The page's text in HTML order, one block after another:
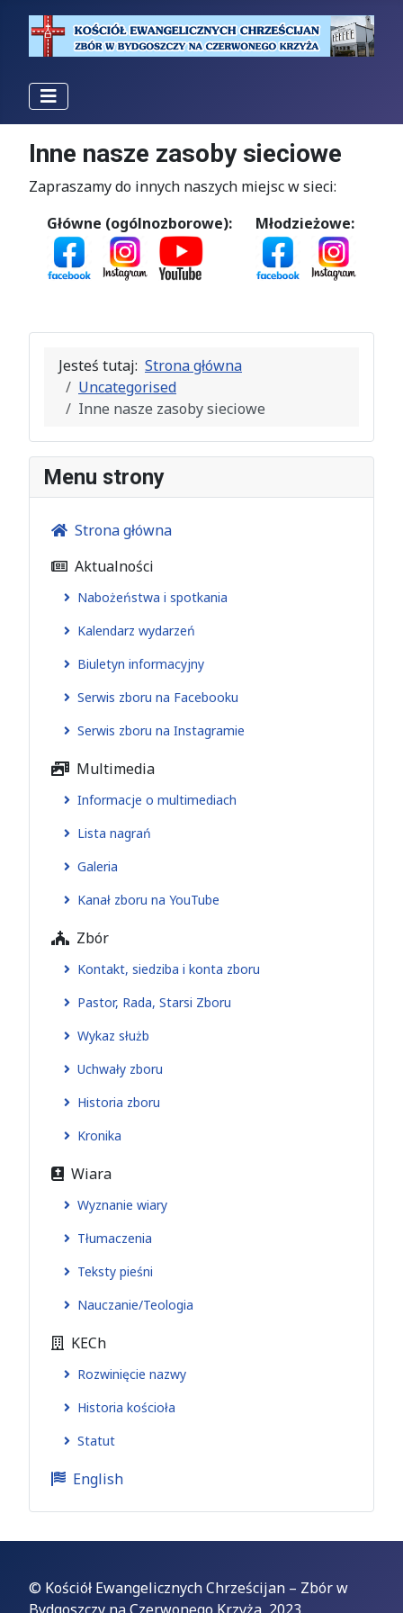
Inne nasze zasoby sieciowe
Zapraszamy do innych naszych miejsc w sieci:
Główne (ogólnozborowe):
Młodzieżowe:
Jesteś tutaj: Strona główna
Uncategorised
Inne nasze zasoby sieciowe
Menu strony
Strona główna
Aktualności
Nabożeństwa i spotkania
Kalendarz wydarzeń
Biuletyn informacyjny
Serwis zboru na Facebooku
Serwis zboru na Instagramie
Multimedia
Informacje o multimediach
Lista nagrań
Galeria
Kanał zboru na YouTube
Zbór
Kontakt, siedziba i konta zboru
Pastor, Rada, Starsi Zboru
Wykaz służb
Uchwały zboru
Historia zboru
Kronika
Wiara
Wyznanie wiary
Tłumaczenia
Teksty pieśni
Nauczanie/Teologia
KECh
Rozwinięcie nazwy
Historia kościoła
Statut
English
© Kościół Ewangelicznych Chrześcijan – Zbór w